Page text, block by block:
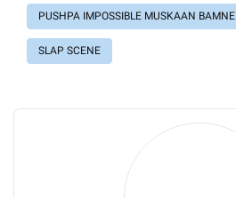
PUSHPA IMPOSSIBLE MUSKAAN BAMNE
SLAP SCENE